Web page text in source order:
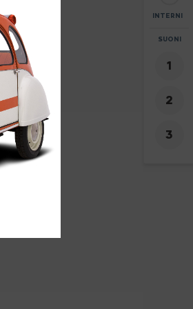
INTERNI
SUONI